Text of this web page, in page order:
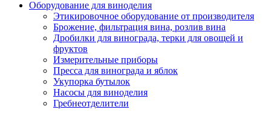
Оборудование для виноделия
Этикировочное оборудование от производителя
Брожение, фильтрация вина, розлив вина
Дробилки для винограда, терки для овощей и
фруктов
Измерительные приборы
Пресса для винограда и яблок
Укупорка бутылок
Насосы для виноделия
Гребнеотделители